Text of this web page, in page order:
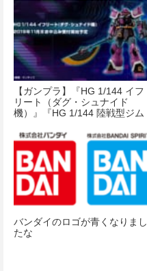
【ガンプラ】『HG 1/144 イフ
リート（ダグ・シュナイド
機）』『HG 1/144 陸戦型ジム
（パラシュート・パック仕
様）』11月末予約申込み受付開
始予定！
バンダイのロゴが青くなりまし
たな